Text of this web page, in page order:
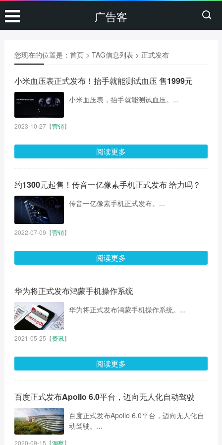
广告客
您现在的位置是： 首页> TAG信息列表 > 正式发布
小米血压表正式发布！抬手就能测试血压 售1999元
小米血压表，抬手就能测试血压。...
2023-10-27【营销】
阅读更多
约1300元起售！传音一亿像素手机正式发布 给力吗？
传音一亿像素手机正式发布。...
2022-07-09 【营销】
阅读更多
华为将正式发布鸿蒙手机操作系统
华为将正式发布鸿蒙手机操作系统。...
2021-05-25 【资讯】
阅读更多
百度正式发布Apollo 6.0平台，迈向无人化自动驾驶
百度正式发布Apollo 6.0平台，迈向无人化自
动驾驶。...
2020-09-15 【洞察】